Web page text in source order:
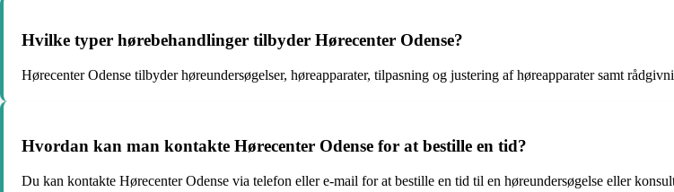
Hvilke typer hørebehandlinger tilbyder Hørecenter Odense?
Hørecenter Odense tilbyder høreundersøgelser, høreapparater, tilpasning og justering af høreapparater samt
Hvordan kan man kontakte Hørecenter Odense for at bestille en tid?
Du kan kontakte Hørecenter Odense via telefon eller e-mail for at bestille en tid til en høreundersøgelse eller